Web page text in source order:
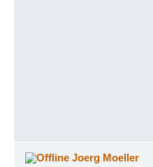
Joerg Moeller